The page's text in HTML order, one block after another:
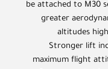
be attached to M30
greater
altitudes
Stronger lift
maximum flight